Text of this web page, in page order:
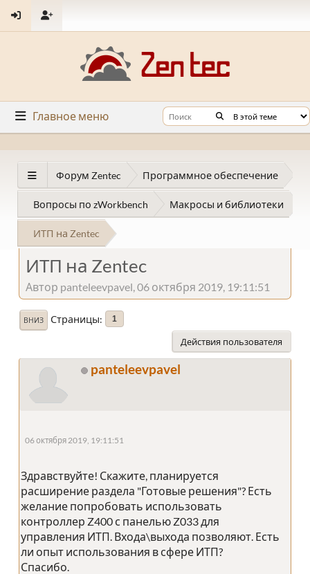
Главное меню
Форум Zentec Программное обеспечение
Вопросы по zWorkbench Макросы и библиотеки
ИТП на Zentec
ИТП на Zentec
Автор panteleevpavel, 06 октября 2019, 19:11:51
ВНИЗ Страницы 1
Действия пользователя
panteleevpavel
06 октября 2019, 19:11:51
Здравствуйте! Скажите, планируется
расширение раздела "Готовые решения"? Есть
желание попробовать использовать
контроллер Z400 с панелью Z033 для
управления ИТП. Входа\выхода позволяют. Есть
ли опыт использования в сфере ИТП?
Спасибо.